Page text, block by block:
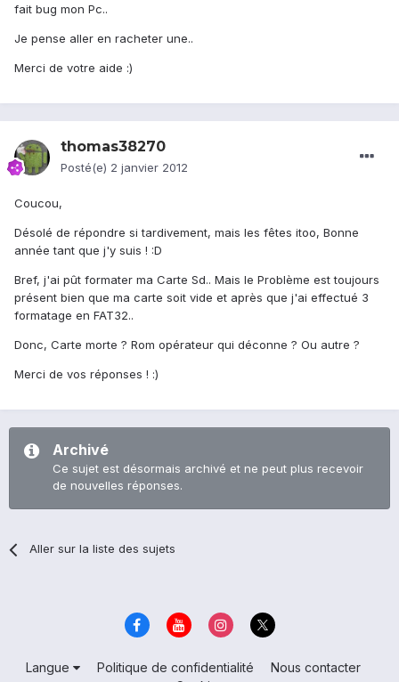
fait bug mon Pc..
Je pense aller en racheter une..
Merci de votre aide :)
thomas38270
Posté(e) 2 janvier 2012
Coucou,
Désolé de répondre si tardivement, mais les fêtes itoo, Bonne
année tant que j'y suis ! :D
Bref, j'ai pût formater ma Carte Sd.. Mais le Problème est toujours
présent bien que ma carte soit vide et après que j'ai effectué 3
formatage en FAT32..
Donc, Carte morte ? Rom opérateur qui déconne ? Ou autre ?
Merci de vos réponses ! :)
Archivé
Ce sujet est désormais archivé et ne peut plus recevoir
de nouvelles réponses.
Aller sur la liste des sujets
Langue Politique de confidentialité
Nous contacter